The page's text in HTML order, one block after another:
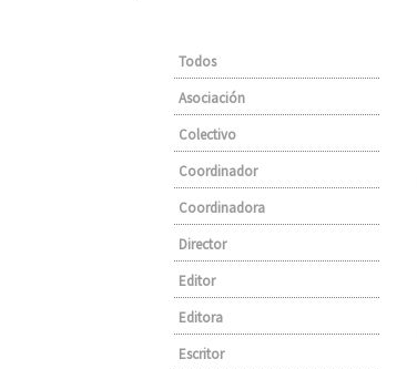
Todos
Asociación
Colectivo
Coordinador
Coordinadora
Director
Editor
Editora
Escritor